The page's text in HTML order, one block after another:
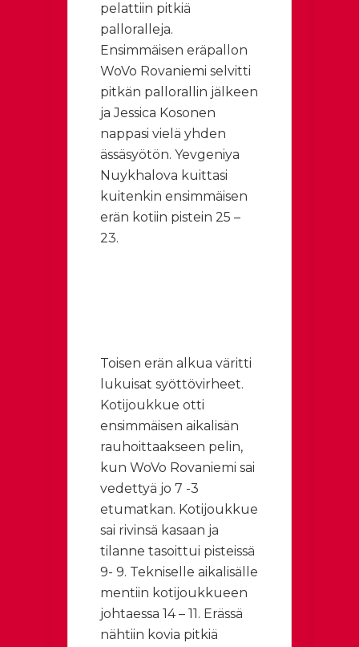
pelattiin pitkiä
palloralleja.
Ensimmäisen eräpallon
WoVo Rovaniemi selvitti
pitkän pallorallin jälkeen
ja Jessica Kosonen
nappasi vielä yhden
ässäsyötön. Yevgeniya
Nuykhalova kuittasi
kuitenkin ensimmäisen
erän kotiin pistein 25 –
23.
Toisen erän alkua väritti
lukuisat syöttövirheet.
Kotijoukkue otti
ensimmäisen aikalisän
rauhoittaakseen pelin,
kun WoVo Rovaniemi sai
vedettyä jo 7 -3
etumatkan. Kotijoukkue
sai rivinsä kasaan ja
tilanne tasoittui pisteissä
9- 9. Tekniselle aikalisälle
mentiin kotijoukkueen
johtaessa 14 – 11. Erässä
nähtiin kovia pitkiä